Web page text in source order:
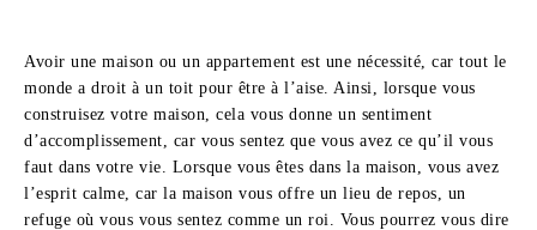
Avoir une maison ou un appartement est une nécessité, car tout le
monde a droit à un toit pour être à l’aise. Ainsi, lorsque vous
construisez votre maison, cela vous donne un sentiment
d’accomplissement, car vous sentez que vous avez ce qu’il vous
faut dans votre vie. Lorsque vous êtes dans la maison, vous avez
l’esprit calme, car la maison vous offre un lieu de repos, un
refuge où vous vous sentez comme un roi. Vous pourrez vous dire